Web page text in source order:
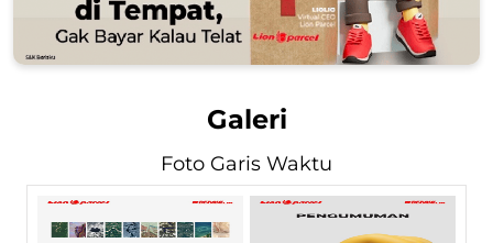
Galeri
Foto Garis Waktu